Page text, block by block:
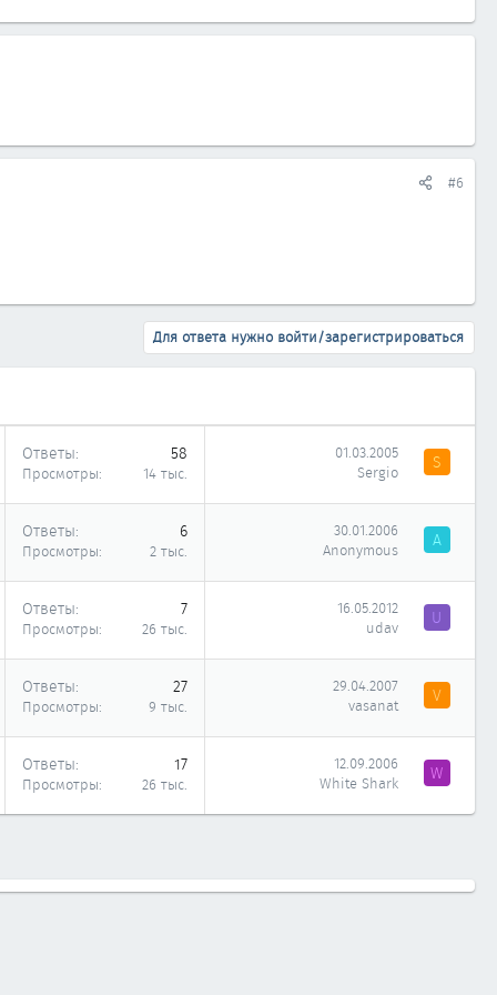
#6
Для ответа нужно войти/зарегистрироваться
Ответы 58
Просмотры 14 тыс.
01.03.2005
Sergio
S
Ответы 6
Просмотры 2 тыс.
30.01.2006
Anonymous
A
Ответы 7
Просмотры 26 тыс.
16.05.2012
udav
U
Ответы 27
Просмотры 9 тыс.
29.04.2007
vasanat
V
Ответы 17
Просмотры 26 тыс.
12.09.2006
White Shark
W